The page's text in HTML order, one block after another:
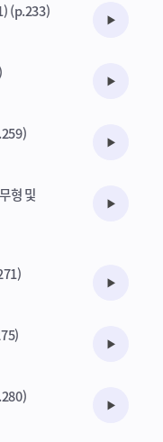
(p.233)
수강준비
수강준비
수강준비
형 및
수강준비
수강준비
수강준비
수강준비